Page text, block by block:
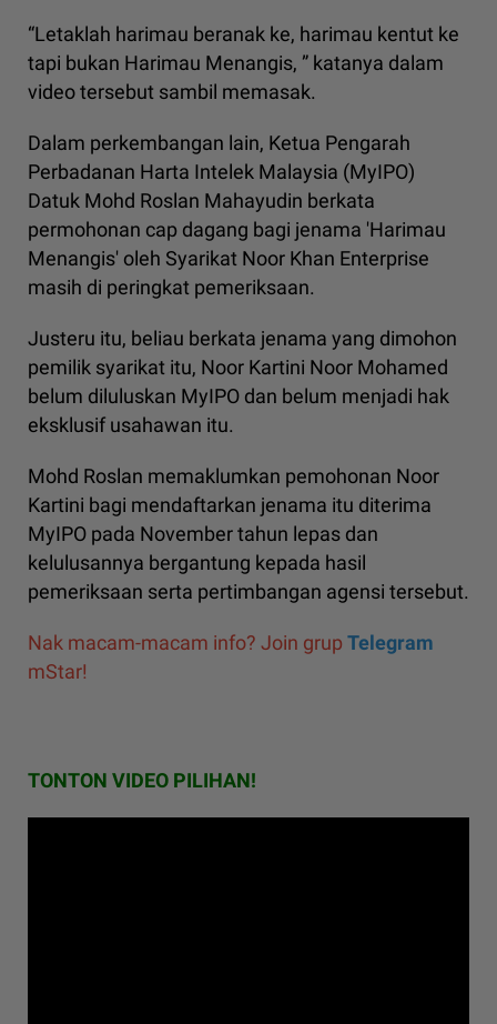
“Letaklah harimau beranak ke, harimau kentut ke
tapi bukan Harimau Menangis, ” katanya dalam
video tersebut sambil memasak.
Dalam perkembangan lain, Ketua Pengarah
Perbadanan Harta Intelek Malaysia (MyIPO)
Datuk Mohd Roslan Mahayudin berkata
permohonan cap dagang bagi jenama 'Harimau
Menangis' oleh Syarikat Noor Khan Enterprise
masih di peringkat pemeriksaan.
Justeru itu, beliau berkata jenama yang dimohon
pemilik syarikat itu, Noor Kartini Noor Mohamed
belum diluluskan MyIPO dan belum menjadi hak
eksklusif usahawan itu.
Mohd Roslan memaklumkan pemohonan Noor
Kartini bagi mendaftarkan jenama itu diterima
MyIPO pada November tahun lepas dan
kelulusannya bergantung kepada hasil
pemeriksaan serta pertimbangan agensi tersebut.
Nak macam-macam info? Join grup Telegram
mStar!
TONTON VIDEO PILIHAN!